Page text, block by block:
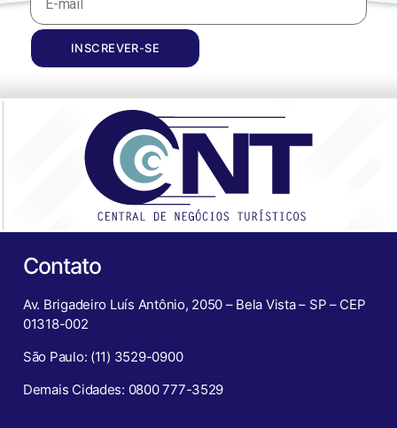
INSCREVER-SE
Contato
Av. Brigadeiro Luís Antônio, 2050 – Bela Vista – SP – CEP
01318-002
São Paulo: (11) 3529-0900
Demais Cidades: 0800 777-3529